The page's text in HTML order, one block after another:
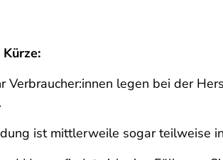
Verbraucher:innen legen bei der
ist mittlerweile sogar teilweise